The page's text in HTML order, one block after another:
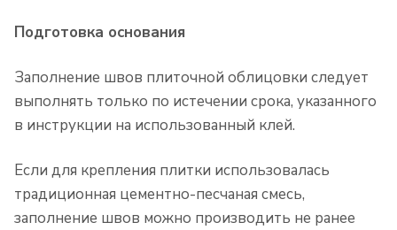
Подготовка основания
Заполнение швов плиточной облицовки следует
выполнять только по истечении срока, указанного
в инструкции на использованный клей.
Если для крепления плитки использовалась
традиционная цементно-песчаная смесь,
заполнение швов можно производить не ранее